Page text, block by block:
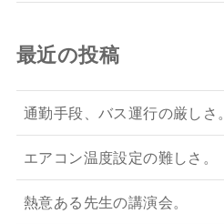
最近の投稿
通勤手段、バス運行の厳しさ。
エアコン温度設定の難しさ。
熱意ある先生の講演会。